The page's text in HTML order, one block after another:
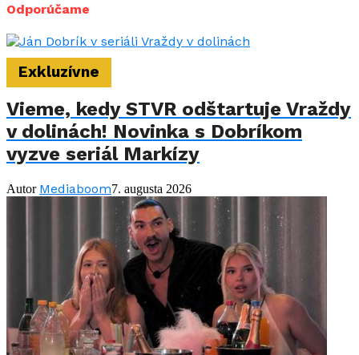
Odporúčame
Exkluzívne
Vieme, kedy STVR odštartuje Vraždy
v dolinách! Novinka s Dobríkom
vyzve seriál Markízy
Autor Mediaboom7. augusta 2026